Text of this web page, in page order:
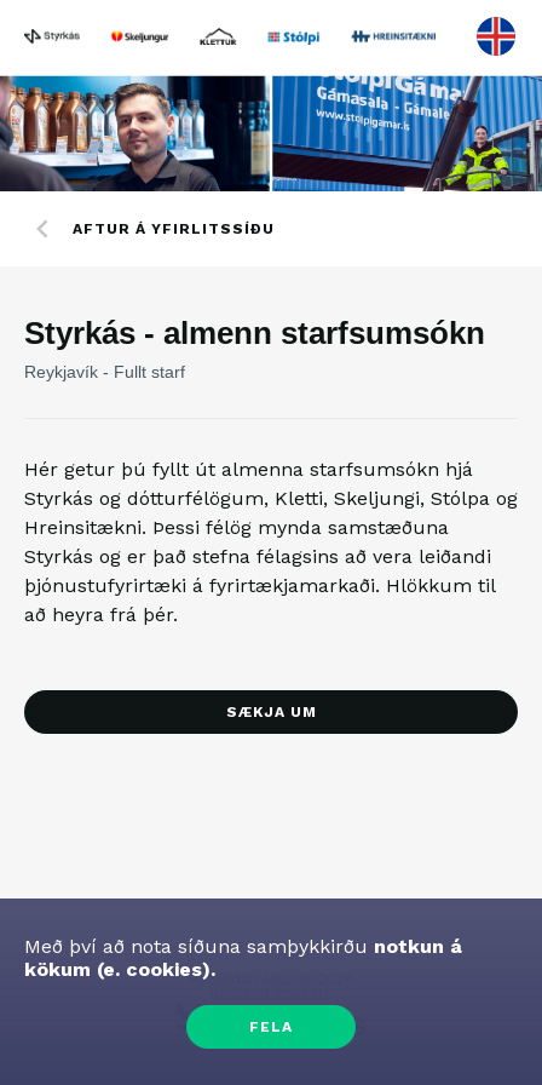
AFTUR Á YFIRLITSSÍÐU
Styrkás - almenn starfsumsókn
Reykjavík - Fullt starf
Hér getur þú fyllt út almenna starfsumsókn hjá
Styrkás og dótturfélögum, Kletti, Skeljungi, Stólpa og
Hreinsitækni. Þessi félög mynda samstæðuna
Styrkás og er það stefna félagsins að vera leiðandi
þjónustufyrirtæki á fyrirtækjamarkaði. Hlökkum til
að heyra frá þér.
SÆKJA UM
Höfundarréttur
Með því að nota síðuna samþykkirðu notkun á
kökum (e. cookies).
FELA